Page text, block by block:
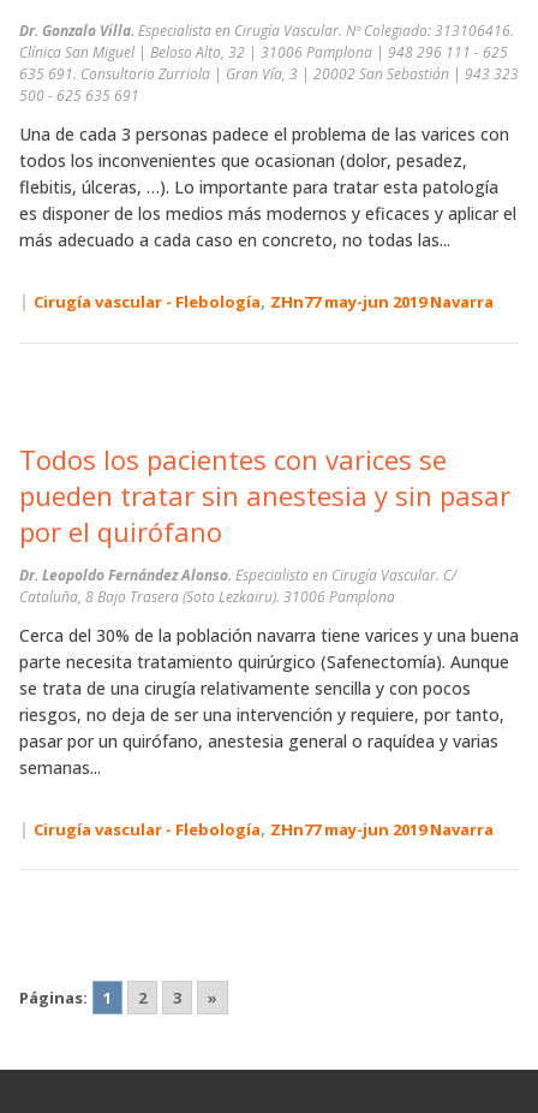
Dr. Gonzalo Villa. Especialista en Cirugía Vascular. Nº Colegiado: 313106416.
Clínica San Miguel | Beloso Alto, 32 | 31006 Pamplona | 948 296 111 - 625
635 691. Consultorio Zurriola | Gran Vía, 3 | 20002 San Sebastián | 943 323
500 - 625 635 691
Una de cada 3 personas padece el problema de las varices con
todos los inconvenientes que ocasionan (dolor, pesadez,
flebitis, úlceras, …). Lo importante para tratar esta patología
es disponer de los medios más modernos y eficaces y aplicar el
más adecuado a cada caso en concreto, no todas las...
| Cirugía vascular - Flebología, ZHn77 may-jun 2019 Navarra
Todos los pacientes con varices se
pueden tratar sin anestesia y sin pasar
por el quirófano
Dr. Leopoldo Fernández Alonso. Especialista en Cirugía Vascular. C/
Cataluña, 8 Bajo Trasera (Soto Lezkairu). 31006 Pamplona
Cerca del 30% de la población navarra tiene varices y una buena
parte necesita tratamiento quirúrgico (Safenectomía). Aunque
se trata de una cirugía relativamente sencilla y con pocos
riesgos, no deja de ser una intervención y requiere, por tanto,
pasar por un quirófano, anestesia general o raquídea y varias
semanas...
| Cirugía vascular - Flebología, ZHn77 may-jun 2019 Navarra
Páginas: 1 2 3 »